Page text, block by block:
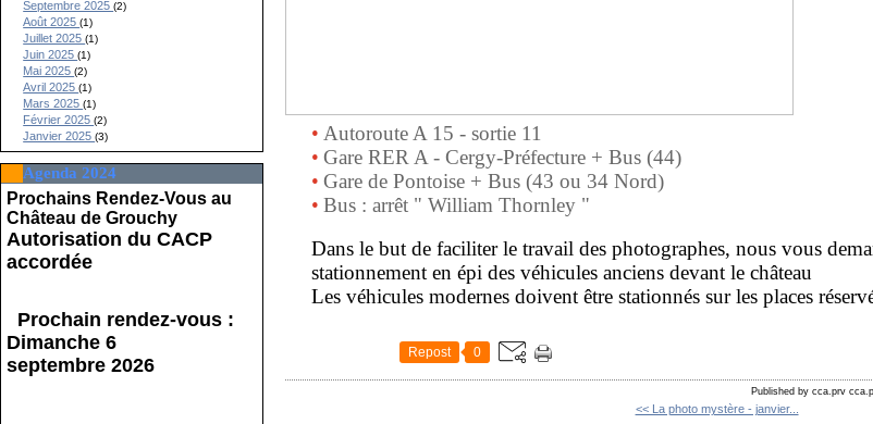
Septembre 2025(2)
Août 2025(1)
Juillet 2025(1)
Juin 2025(1)
Mai 2025(2)
Avril 2025(1)
Mars 2025(1)
Février 2025(2)
Janvier 2025(3)
Agenda 2024
Prochains Rendez-Vous au
Château de Grouchy
Autorisation du CACP
accordée
Prochain rendez-vous :
Dimanche 6
septembre 2026
• Autoroute A 15 - sortie 11
• Gare RER A - Cergy-Préfecture + Bus (44)
• Gare de Pontoise + Bus (43 ou 34 Nord)
• Bus : arrêt " William Thornley "
Dans le but de faciliter le travail des photographes, nous vous
stationnement en épi des véhicules anciens devant le château
Les véhicules modernes doivent être stationnés sur les places
Repost 0
Published by cca.prv
<< La photo mystère - janvier...